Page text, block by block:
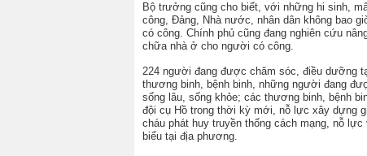
Bộ trưởng cũng cho biết, với những hi sinh,
công, Đảng, Nhà nước, nhân dân không bao
có công. Chính phủ cũng đang nghiên cứu
chữa nhà ở cho người có công.
224 người đang được chăm sóc, điều dưỡng
thương binh, bệnh binh, những người đang
sống lâu, sống khỏe; các thương binh, bệnh
đội cụ Hồ trong thời kỳ mới, nỗ lực xây dựng
cháu phát huy truyền thống cách mạng, nỗ
biểu tại địa phương.